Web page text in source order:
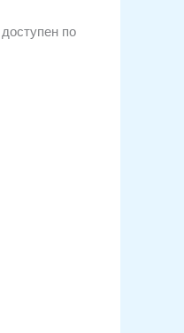
доступен по